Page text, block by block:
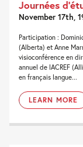
Journées
November 17th,
Participation :
(Alberta) et Anne
visioconférence en
annuel de lACREF
en français langue...
LEARN MORE